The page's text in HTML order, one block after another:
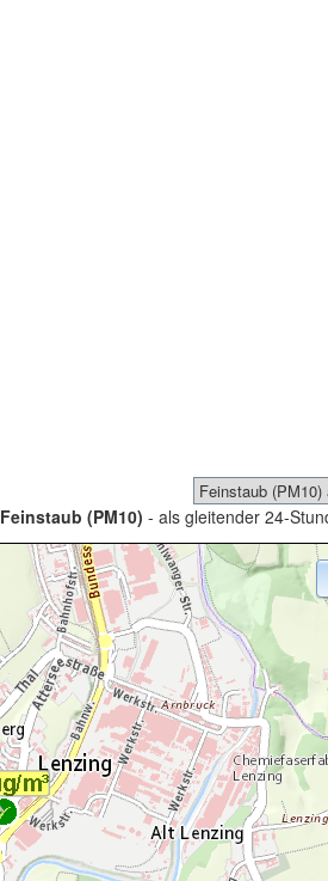
Feinstaub (PM10) - als gleitender 24-